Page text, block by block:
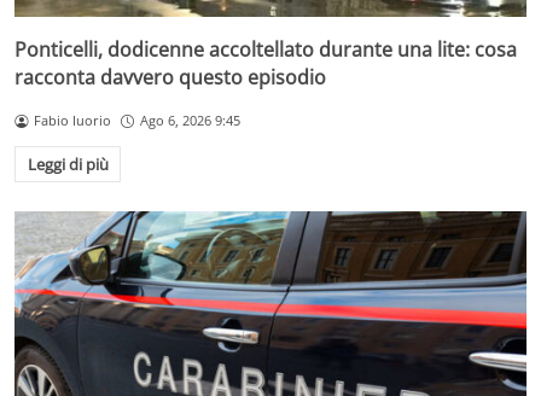
Ponticelli, dodicenne accoltellato durante una lite: cosa
racconta davvero questo episodio
Fabio Iuorio Ago 6, 2026 9:45
Leggi di più